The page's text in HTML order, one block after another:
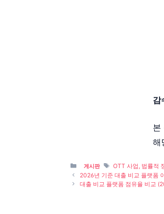
감
본
해
Categories
게시판 Tags
OTT 사업, 법률적
2026년 기준 대출 비교 플랫폼
대출 비교 플랫폼 점유율 비교